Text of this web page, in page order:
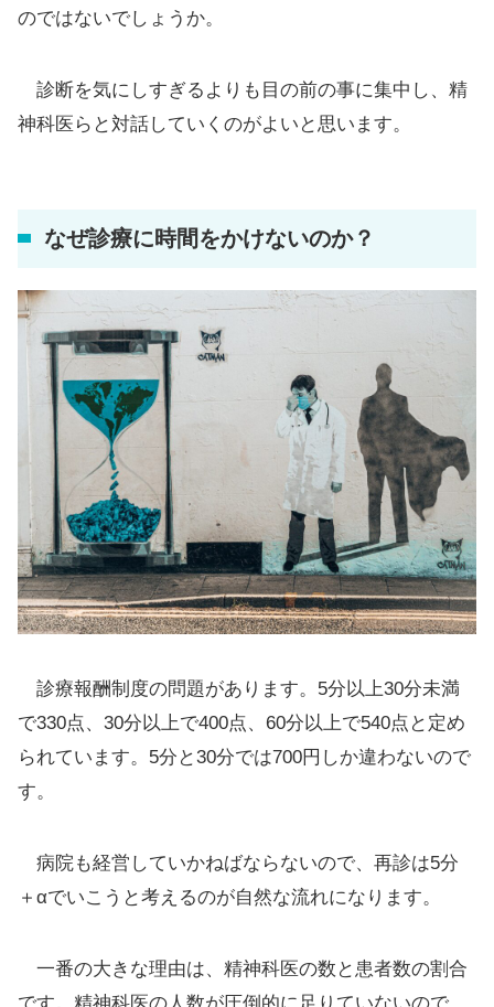
のではないでしょうか。
診断を気にしすぎるよりも目の前の事に集中し、精
神科医らと対話していくのがよいと思います。
なぜ診療に時間をかけないのか？
診療報酬制度の問題があります。5分以上30分未満
で330点、30分以上で400点、60分以上で540点と定め
られています。5分と30分では700円しか違わないので
す。
病院も経営していかねばならないので、再診は5分
＋αでいこうと考えるのが自然な流れになります。
一番の大きな理由は、精神科医の数と患者数の割合